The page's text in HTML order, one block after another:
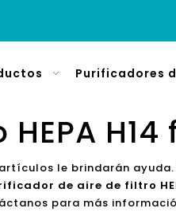
Purificadores
le brindarán
de aire de filtro
para más